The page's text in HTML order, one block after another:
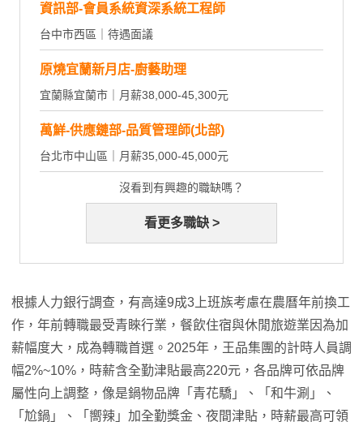
資訊部-會員系統資深系統工程師
台中市西區｜待遇面議
原燒宜蘭新月店-廚藝助理
宜蘭縣宜蘭市｜月薪38,000-45,300元
萬鮮-供應鏈部-品質管理師(北部)
台北市中山區｜月薪35,000-45,000元
沒看到有興趣的職缺嗎？
看更多職缺 >
根據人力銀行調查，有高達9成3上班族考慮在農曆年前換工
作，年前轉職最受青睞行業，餐飲住宿與休閒旅遊業因為加
薪幅度大，成為轉職首選。2025年，王品集團的計時人員調
幅2%~10%，時薪含全勤津貼最高220元，各品牌可依品牌
屬性向上調整，像是鍋物品牌「青花驕」、「和牛涮」、
「尬鍋」、「嚮辣」加全勤獎金、夜間津貼，時薪最高可領